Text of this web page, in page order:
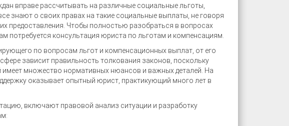
вправе рассчитывать на различные социальные льготы,
знают о своих правах на такие социальные выплаты, не говоря
предоставления. Чтобы полностью разобраться в вопросах
потребуется консультация юриста по льготам и компенсациям.
по вопросам льгот и компенсационных выплат, от его
зависит правильность толкования законов, поскольку
имеет множество нормативных нюансов и важных деталей. На
оказывает опытный юрист, практикующий много лет в
включают правовой анализ ситуации и разработку